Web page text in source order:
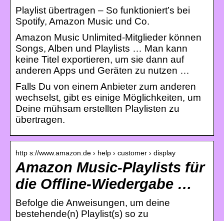
Playlist übertragen – So funktioniert’s bei
Spotify, Amazon Music und Co.
Amazon Music Unlimited-Mitglieder können
Songs, Alben und Playlists … Man kann
keine Titel exportieren, um sie dann auf
anderen Apps und Geräten zu nutzen …
Falls Du von einem Anbieter zum anderen
wechselst, gibt es einige Möglichkeiten, um
Deine mühsam erstellten Playlisten zu
übertragen.
http s://www.amazon.de › help › customer › display
Amazon Music-Playlists für
die Offline-Wiedergabe …
Befolge die Anweisungen, um deine
bestehende(n) Playlist(s) so zu